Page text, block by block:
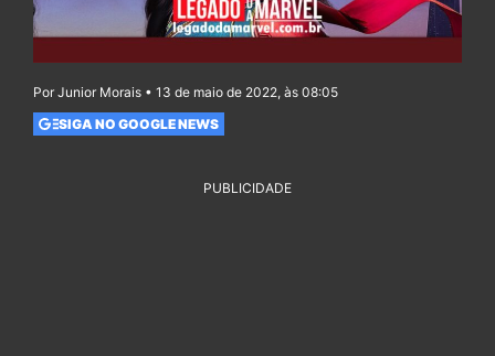
Por Junior Morais • 13 de maio de 2022, às 08:05
SIGA NO GOOGLE NEWS
PUBLICIDADE